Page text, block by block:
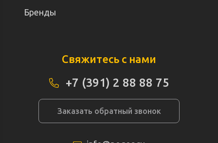
Бренды
Свяжитесь с нами
+7 (391) 2 88 88 75
Заказать обратный звонок